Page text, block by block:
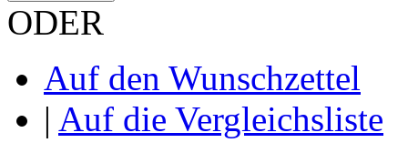
ODER
Auf den Wunschzettel
| Auf die Vergleichsliste